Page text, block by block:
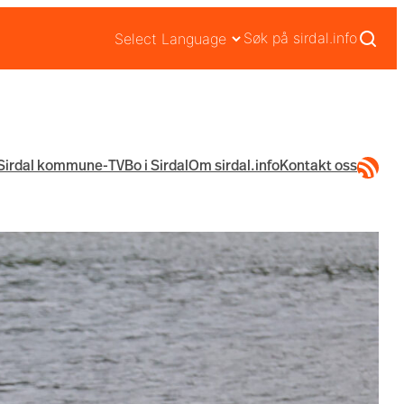
Søk på sirdal.info
kommune-TVBo i SirdalOm sirdal.infoKontakt ossRSS-